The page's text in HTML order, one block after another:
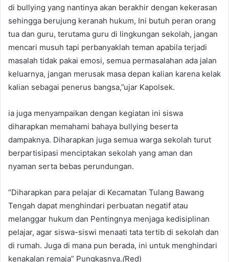
di bullying yang nantinya akan berakhir dengan kekerasan
sehingga berujung keranah hukum, Ini butuh peran orang
tua dan guru, terutama guru di lingkungan sekolah, jangan
mencari musuh tapi perbanyaklah teman apabila terjadi
masalah tidak pakai emosi, semua permasalahan ada jalan
keluarnya, jangan merusak masa depan kalian karena kelak
kalian sebagai penerus bangsa,”ujar Kapolsek.
ia juga menyampaikan dengan kegiatan ini siswa
diharapkan memahami bahaya bullying beserta
dampaknya. Diharapkan juga semua warga sekolah turut
berpartisipasi menciptakan sekolah yang aman dan
nyaman serta bebas perundungan.
“Diharapkan para pelajar di Kecamatan Tulang Bawang
Tengah dapat menghindari perbuatan negatif atau
melanggar hukum dan Pentingnya menjaga kedisiplinan
pelajar, agar siswa-siswi menaati tata tertib di sekolah dan
di rumah. Juga di mana pun berada, ini untuk menghindari
kenakalan remaja” Pungkasnya.(Red)